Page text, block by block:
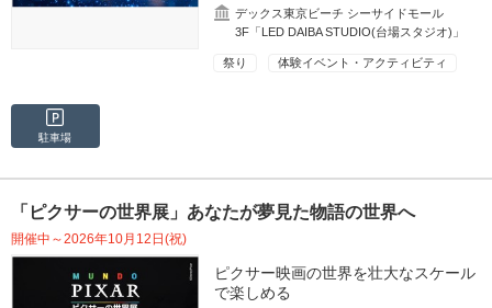
デックス東京ビーチ シーサイドモール
3F「LED DAIBA STUDIO(台場スタジオ)」
祭り 体験イベント・アクティビティ
駐車場
「ピクサーの世界展」あなたが夢見た物語の世界へ
開催中～2026年10月12日(祝)
ピクサー映画の世界を壮大なスケール
で楽しめる